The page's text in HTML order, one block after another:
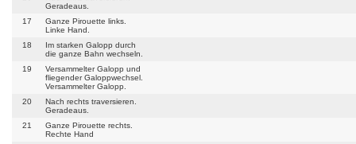
Geradeaus.
17
Ganze Pirouette links.
Linke Hand.
18
Im starken Galopp durch
die ganze Bahn wechseln.
19
Versammelter Galopp und
fliegender Galoppwechsel.
Versammelter Galopp.
20
Nach rechts traversieren.
Geradeaus.
21
Ganze Pirouette rechts.
Rechte Hand